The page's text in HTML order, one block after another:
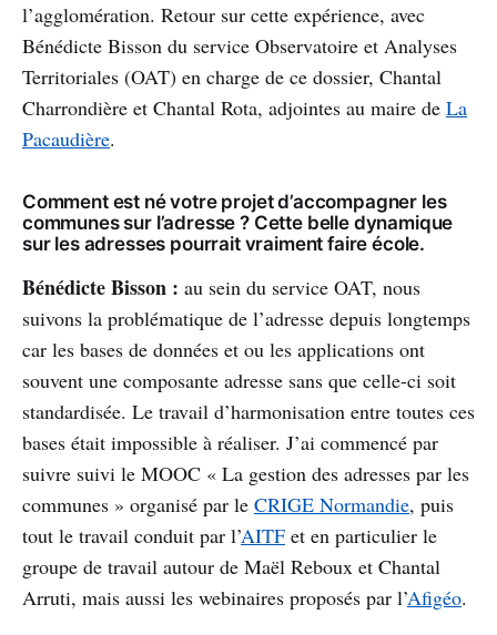
l’agglomération. Retour sur cette expérience, avec
Bénédicte Bisson du service Observatoire et Analyses
Territoriales (OAT) en charge de ce dossier, Chantal
Charrondière et Chantal Rota, adjointes au maire de La
Pacaudière.
Comment est né votre projet d’accompagner les
communes sur l’adresse ? Cette belle dynamique
sur les adresses pourrait vraiment faire école.
Bénédicte Bisson : au sein du service OAT, nous
suivons la problématique de l’adresse depuis longtemps
car les bases de données et ou les applications ont
souvent une composante adresse sans que celle-ci soit
standardisée. Le travail d’harmonisation entre toutes ces
bases était impossible à réaliser. J’ai commencé par
suivre suivi le MOOC « La gestion des adresses par les
communes » organisé par le CRIGE Normandie, puis
tout le travail conduit par l’AITF et en particulier le
groupe de travail autour de Maël Reboux et Chantal
Arruti, mais aussi les webinaires proposés par l’Afigéo.